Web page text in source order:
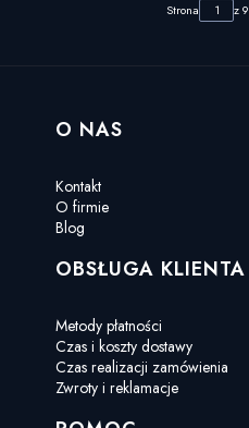
Strona z 9
Linki w stopce
O NAS
Kontakt
O firmie
Blog
OBSŁUGA KLIENTA
Metody płatności
Czas i koszty dostawy
Czas realizacji zamówienia
Zwroty i reklamacje